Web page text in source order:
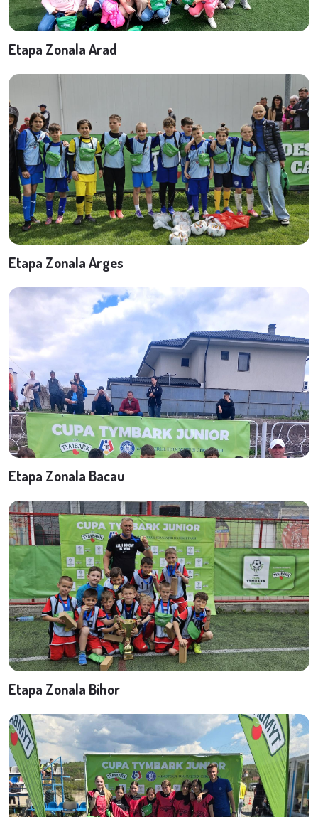
Etapa Zonala Arad
Etapa Zonala Arges
Etapa Zonala Bacau
Etapa Zonala Bihor